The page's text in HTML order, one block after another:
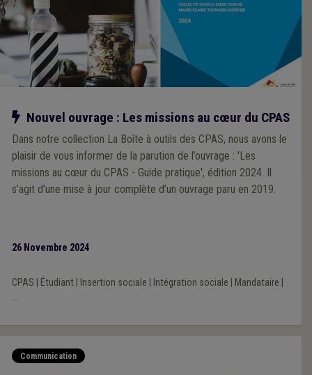
Notre action
Nouvel ouvrage : Les missions au cœur du CPAS
Dans notre collection La Boîte à outils des CPAS, nous avons le
plaisir de vous informer de la parution de l’ouvrage : 'Les
missions au cœur du CPAS - Guide pratique', édition 2024. Il
s’agit d’une mise à jour complète d’un ouvrage paru en 2019.
26 Novembre 2024
CPAS Étudiant| Insertion sociale Intégration sociale Mandataire
...
Communication